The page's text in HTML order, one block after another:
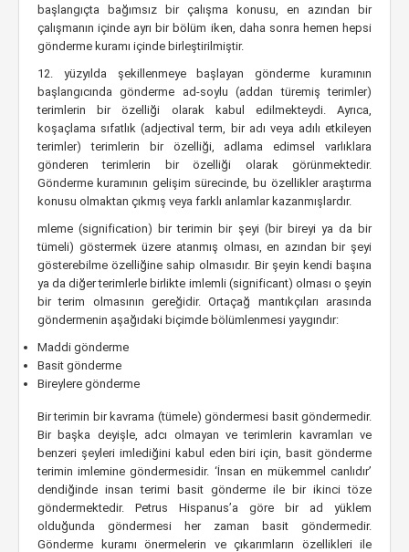
başlangıçta bağımsız bir çalışma konusu, en azından bir
çalışmanın içinde ayrı bir bölüm iken, daha sonra hemen hepsi
gönderme kuramı içinde birleştirilmiştir.
12. yüzyılda şekillenmeye başlayan gönderme kuramının
başlangıcında gönderme ad-soylu (addan türemiş terimler)
terimlerin bir özelliği olarak kabul edilmekteydi. Ayrıca,
koşaçlama sıfatlık (adjectival term, bir adı veya adılı etkileyen
terimler) terimlerin bir özelliği, adlama edimsel varlıklara
gönderen terimlerin bir özelliği olarak görünmektedir.
Gönderme kuramının gelişim sürecinde, bu özellikler araştırma
konusu olmaktan çıkmış veya farklı anlamlar kazanmışlardır.
mleme (signification) bir terimin bir şeyi (bir bireyi ya da bir
tümeli) göstermek üzere atanmış olması, en azından bir şeyi
gösterebilme özelliğine sahip olmasıdır. Bir şeyin kendi başına
ya da diğer terimlerle birlikte imlemli (significant) olması o şeyin
bir terim olmasının gereğidir. Ortaçağ mantıkçıları arasında
göndermenin aşağıdaki biçimde bölümlenmesi yaygındır:
Maddi gönderme
Basit gönderme
Bireylere gönderme
Bir terimin bir kavrama (tümele) göndermesi basit göndermedir.
Bir başka deyişle, adcı olmayan ve terimlerin kavramları ve
benzeri şeyleri imlediğini kabul eden biri için, basit gönderme
terimin imlemine göndermesidir. ‘İnsan en mükemmel canlıdır’
dendiğinde insan terimi basit gönderme ile bir ikinci töze
göndermektedir. Petrus Hispanus’a göre bir ad yüklem
olduğunda göndermesi her zaman basit göndermedir.
Gönderme kuramı önermelerin ve çıkarımların özellikleri ile